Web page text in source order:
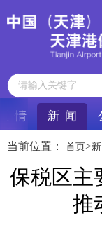
情 新 闻
当前位置： 首页>
保税区主
推